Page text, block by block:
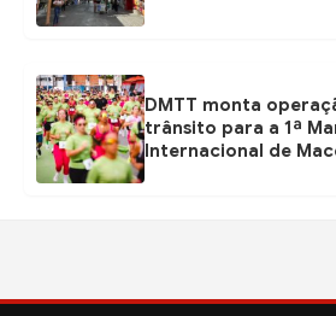
DMTT monta
trânsito para a 1ª
Internacional de